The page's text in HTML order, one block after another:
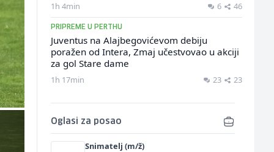
1h 4min 6 46
PRIPREME U PERTHU
Juventus na Alajbegovićevom debiju
poražen od Intera, Zmaj učestvovao u akciji
za gol Stare dame
1h 17min 23 23
Oglasi za posao
Snimatelj (m/ž)